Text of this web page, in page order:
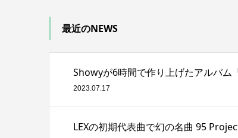
最近のNEWS
Showyが6時間で作り上げたアルバム
2023.07.17
LEXの初期代表曲で幻の名曲 95